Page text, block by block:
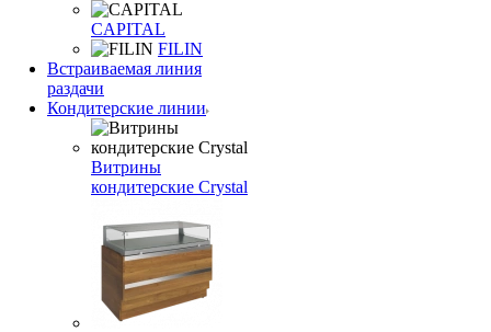
CAPITAL
FILIN
Встраиваемая линия
раздачи
Кондитерские линии
Витрины
кондитерские Crystal